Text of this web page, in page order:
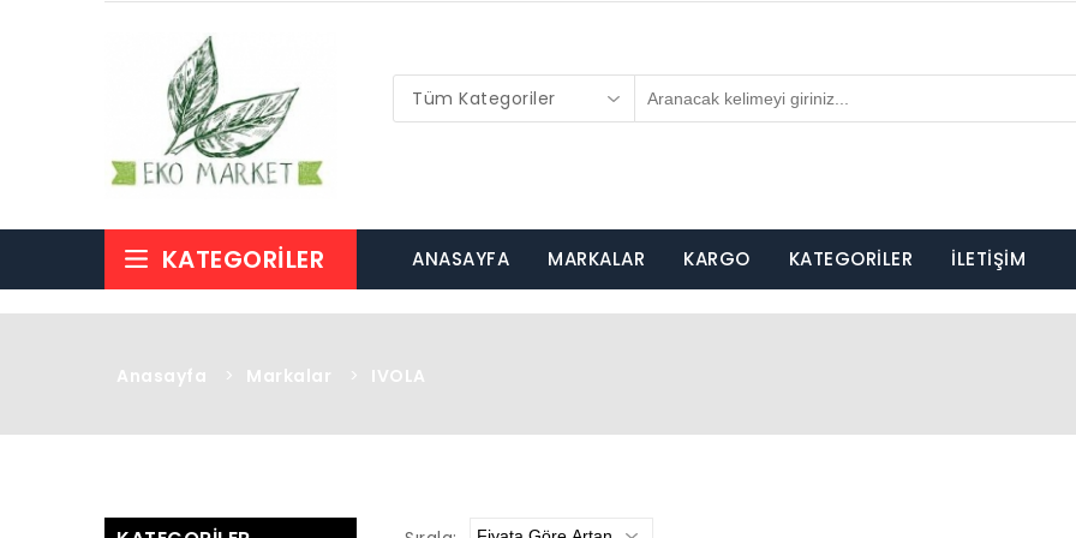
Tüm Kategoriler
KATEGORILER ANASAYFA MARKALAR KARGO KATEGORİLER İLETİŞİM
Anasayfa > Markalar > IVOLA